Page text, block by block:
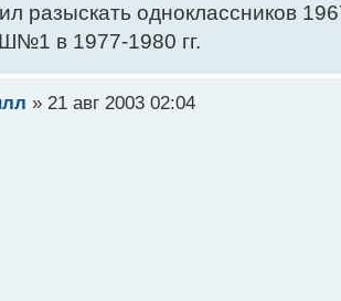
разыскать одноклассников
в 1977-1980 гг.
» 21 авг 2003 02:04